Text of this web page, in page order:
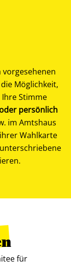
vorgesehenen
Möglichkeit,
Ihre Stimme
persönlich
im Amtshaus
Wahlkarte
für